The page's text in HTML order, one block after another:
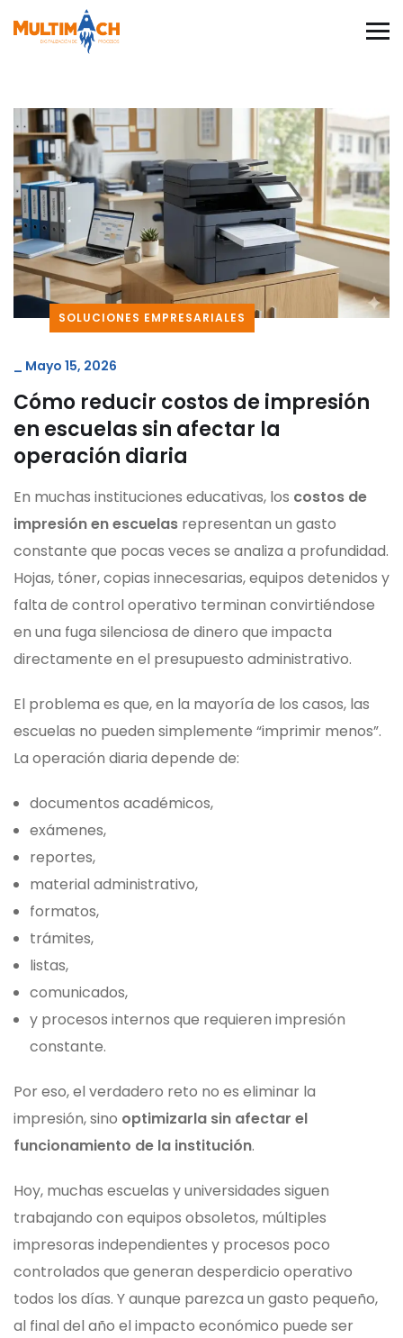
SOLUCIONES EMPRESARIALES
_ Mayo 15, 2026
Cómo reducir costos de impresión
en escuelas sin afectar la
operación diaria
En muchas instituciones educativas, los costos de
impresión en escuelas representan un gasto
constante que pocas veces se analiza a profundidad.
Hojas, tóner, copias innecesarias, equipos detenidos y
falta de control operativo terminan convirtiéndose
en una fuga silenciosa de dinero que impacta
directamente en el presupuesto administrativo.
El problema es que, en la mayoría de los casos, las
escuelas no pueden simplemente “imprimir menos”.
La operación diaria depende de:
documentos académicos,
exámenes,
reportes,
material administrativo,
formatos,
trámites,
listas,
comunicados,
y procesos internos que requieren impresión
constante.
Por eso, el verdadero reto no es eliminar la
impresión, sino optimizarla sin afectar el
funcionamiento de la institución.
Hoy, muchas escuelas y universidades siguen
trabajando con equipos obsoletos, múltiples
impresoras independientes y procesos poco
controlados que generan desperdicio operativo
todos los días. Y aunque parezca un gasto pequeño,
al final del año el impacto económico puede ser